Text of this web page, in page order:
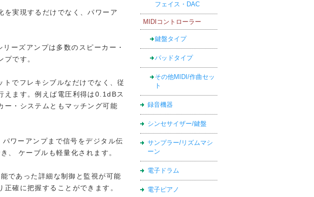
フェイス・DAC
MIDIコントローラー
鍵盤タイプ
パッドタイプ
その他MIDI/作曲セッ
ト
録音機器
シンセサイザー/鍵盤
サンプラー/リズムマシ
ーン
電子ドラム
電子ピアノ
を実現するだけでなく、パワーア
ーズアンプは多数のスピーカー・
です。
でフレキシブルなだけでなく、従
えます。例えば電圧利得は0.1dBス
ー・システムともマッチング可能
ワーアンプまで信号をデジタル伝
、 ケーブルも軽量化されます。
であった詳細な制御と監視が可能
確に把握することができます。